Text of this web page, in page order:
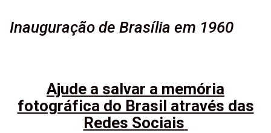
Inauguração de Brasília em 1960
Ajude a salvar a memória
fotográfica do Brasil através das
Redes Sociais